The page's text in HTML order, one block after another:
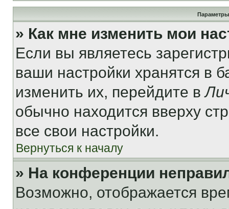
Параметры
» Как мне изменить мои
Если вы являетесь
ваши настройки хранятся в
изменить их, перейдите в
обычно находится вверху
все свои настройки.
Вернуться к началу
» На конференции
Возможно, отображается